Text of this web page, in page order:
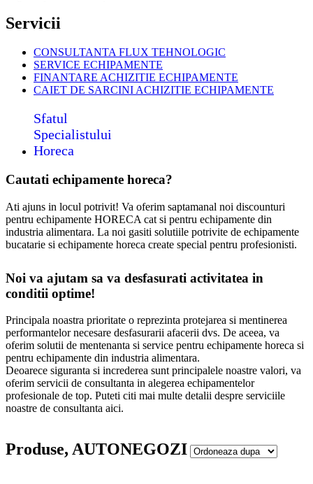
Servicii
CONSULTANTA FLUX TEHNOLOGIC
SERVICE ECHIPAMENTE
FINANTARE ACHIZITIE ECHIPAMENTE
CAIET DE SARCINI ACHIZITIE ECHIPAMENTE
Sfatul
Specialistului
Horeca
Cautati echipamente horeca?
Ati ajuns in locul potrivit! Va oferim saptamanal noi discounturi
pentru echipamente HORECA cat si pentru echipamente din
industria alimentara. La noi gasiti solutiile potrivite de echipamente
bucatarie si echipamente horeca create special pentru profesionisti.
Noi va ajutam sa va desfasurati activitatea in
conditii optime!
Principala noastra prioritate o reprezinta protejarea si mentinerea
performantelor necesare desfasurarii afacerii dvs. De aceea, va
oferim solutii de mentenanta si service pentru echipamente horeca si
pentru echipamente din industria alimentara.
Deoarece siguranta si increderea sunt principalele noastre valori, va
oferim servicii de consultanta in alegerea echipamentelor
profesionale de top. Puteti citi mai multe detalii despre serviciile
noastre de consultanta aici.
Produse, AUTONEGOZI